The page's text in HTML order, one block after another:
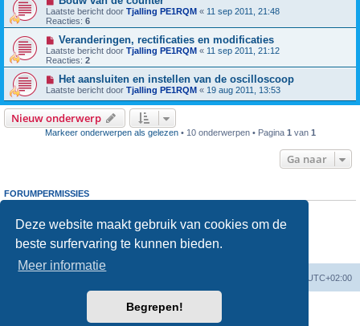
Deze website maakt gebruik van cookies om de
beste surfervaring te kunnen bieden.
Meer informatie
Begrepen!
Laatste bericht door Tjalling PE1RQM « 11 sep 2011, 21:48
Reacties: 6
Veranderingen, rectificaties en modificaties
Laatste bericht door Tjalling PE1RQM « 11 sep 2011, 21:12
Reacties: 2
Het aansluiten en instellen van de oscilloscoop
Laatste bericht door Tjalling PE1RQM « 19 aug 2011, 13:53
Nieuw onderwerp
Markeer onderwerpen als gelezen• 10 onderwerpen • Pagina 1 van 1
Ga naar
FORUMPERMISSIES
kunt nietreageren op onderwerpen in dit forum
kunt nietje eigen berichten wijzigen in dit forum
kunt nietje eigen berichten verwijderen in dit forum
bijlagen plaatsen in dit forum
UTC+02:00
phpBB® Forum Software © phpBB Limited
phpBB.nl